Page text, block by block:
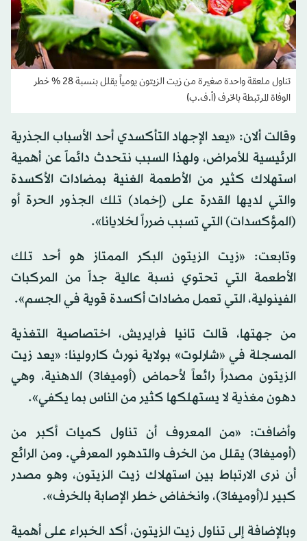
تناول ملعقة واحدة صغيرة من زيت الزيتون يومياً يقلل بنسبة 28 % خطر
الوفاة المرتبطة بالخرف (أ.ف.ب)
وقالت ألان: «يعد الإجهاد التأكسدي أحد الأسباب الجذرية
الرئيسية للأمراض، ولهذا السبب نتحدث دائماً عن أهمية
استهلاك كثير من الأطعمة الغنية بمضادات الأكسدة
والتي لديها القدرة على (إخماد) تلك الجذور الحرة أو
(المؤكسدات) التي تسبب ضرراً لخلايانا».
وتابعت: «زيت الزيتون البكر الممتاز هو أحد تلك
الأطعمة التي تحتوي نسبة عالية جداً من المركبات
الفينولية، التي تعمل مضادات أكسدة قوية في الجسم».
من جهتها، قالت تانيا فرايريش، اختصاصية التغذية
المسجلة في «شارلوت» بولاية نورث كارولينا: «يعد زيت
الزيتون مصدراً رائعاً لأحماض (أوميغا3) الدهنية، وهي
دهون مغذية لا يستهلكها كثير من الناس بما يكفي».
وأضافت: «من المعروف أن تناول كميات أكبر من
(أوميغا3) يقلل من الخرف والتدهور المعرفي. ومن الرائع
أن نرى الارتباط بين استهلاك زيت الزيتون، وهو مصدر
كبير لـ(أوميغا3)، وانخفاض خطر الإصابة بالخرف».
وبالإضافة إلى تناول زيت الزيتون، أكد الخبراء على أهمية